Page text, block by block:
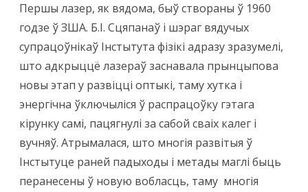
Першы лазер, як вядома, быў створаны ў 1960
годзе ў ЗША. Б.І. Сцяпанаў і шэраг вядучых
супрацоўнікаў Інстытута фізікі адразу зразумелі,
што адкрыццё лазераў заснавала прынцыпова
новы этап у развіцці оптыкі, таму хутка і
энергічна ўключыліся ў распрацоўку гэтага
кірунку самі, пацягнулi за сабой сваіх калег і
вучняў. Атрымалася, што многія развітыя ў
Інстытуце раней падыходы і метады маглі быць
перанесены ў новую вобласць, таму многія